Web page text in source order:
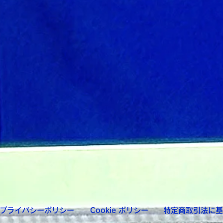
ライバシーポリシー Cookie ポリシー 特定商取引法に